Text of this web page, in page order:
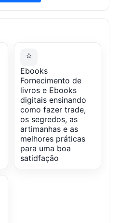
⭐
Ebooks
Fornecimento de
livros e Ebooks
digitais ensinando
como fazer trade,
os segredos, as
artimanhas e as
melhores práticas
para uma boa
satidfação